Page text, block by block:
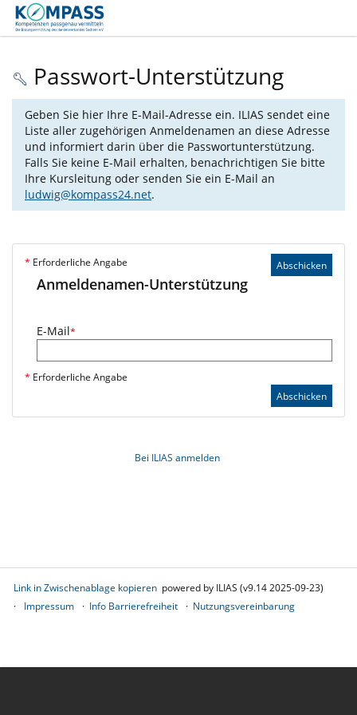
Passwort-Unterstützung
Geben Sie hier Ihre E-Mail-Adresse ein. ILIAS sendet eine
Liste aller zugehörigen Anmeldenamen an diese Adresse
und informiert darin über die Passwortunterstützung.
Falls Sie keine E-Mail erhalten, benachrichtigen Sie bitte
Ihre Kursleitung oder senden Sie ein E-Mail an
ludwig@kompass24.net.
Abschicken
* Erforderliche Angabe
Anmeldenamen-Unterstützung
E-Mail*
* Erforderliche Angabe
Abschicken
Bei ILIAS anmelden
Link in Zwischenablage kopieren powered by ILIAS (v9.14 2025-09-23)
Impressum
Info Barrierefreiheit Nutzungsvereinbarung